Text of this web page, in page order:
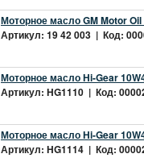
Моторное масло GM Motor
Артикул: 19 42 003 | Код:
Моторное масло Hi-Gear
Артикул: HG1110 | Код:
Моторное масло Hi-Gear
Артикул: HG1114 | Код: